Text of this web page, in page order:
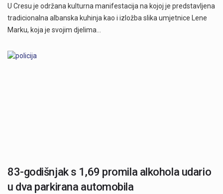
U Cresu je održana kulturna manifestacija na kojoj je predstavljena
tradicionalna albanska kuhinja kao i izložba slika umjetnice Lene
Marku, koja je svojim djelima…
83-godišnjak s 1,69 promila alkohola udario
u dva parkirana automobila